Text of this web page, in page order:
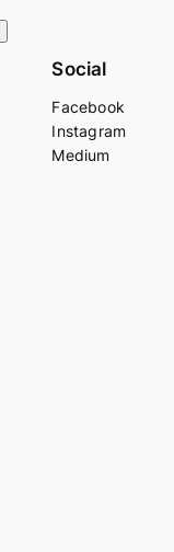
Social
Facebook
Instagram
Medium